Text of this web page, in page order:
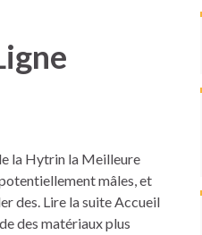
la Hytrin la Meilleure
mâles, et
des. Lire la suite Accueil
des matériaux plus